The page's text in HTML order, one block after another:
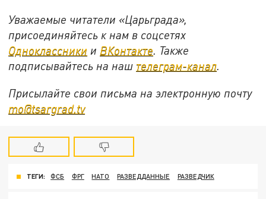
Уважаемые читатели «Царьграда»,
присоединяйтесь к нам в соцсетях
Одноклассники и ВКонтакте. Также
подписывайтесь на наш телеграм-канал.
Присылайте свои письма на электронную почту
mo@tsargrad.tv
ТЕГИ: ФСБ ФРГ НАТО РАЗВЕДДАННЫЕ РАЗВЕДЧИК